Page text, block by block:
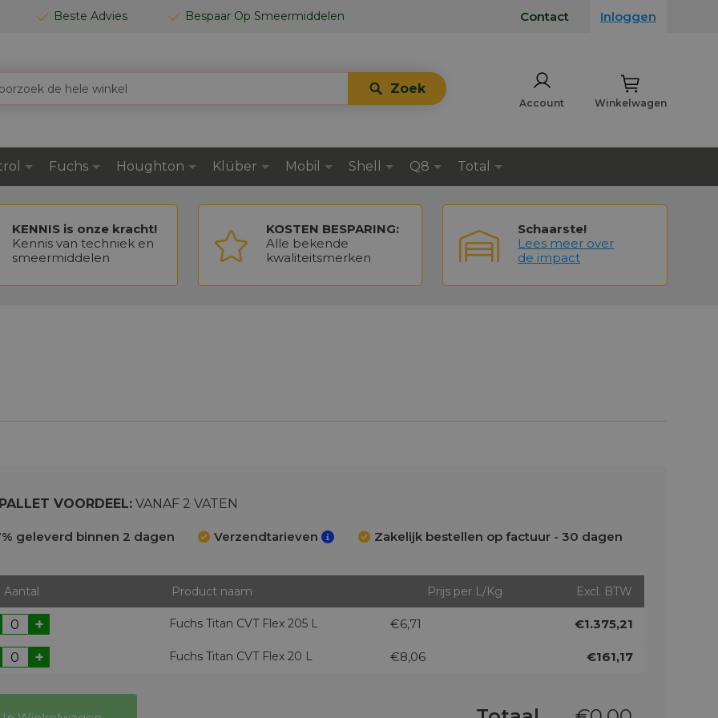
Beste Advies Bespaar Op Smeermiddelen Contact Inloggen
Winkelwagen
Zoek
Account
Fuchs Houghton Klüber Mobil Shell Q8 Total
KENNIS is onze kracht!
Kennis van techniek en
smeermiddelen
KOSTEN BESPARING:
Alle bekende
kwaliteitsmerken
Schaarste!
Lees meer over
de impact
VOORDEEL:VANAF 2 VATEN
geleverd binnen 2 dagen Verzendtarieven Zakelijk bestellen op factuur - 30 dagen
Aantal Product naam Prijs per L/Kg Excl. BTW
+ Fuchs Titan CVT Flex 205 L €6,71 €1.375,21
+ Fuchs Titan CVT Flex 20 L €8,06 €161,17